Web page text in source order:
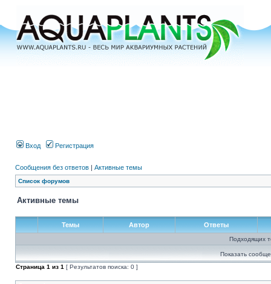
Вход Регистрация
Сообщения без ответов | Активные темы
Список форумов
Активные темы
Темы Автор Ответы
Подходящих
Показать
Страница 1 из 1 [ Результатов поиска: 0 ]